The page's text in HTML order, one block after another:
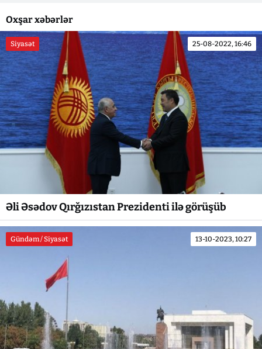
Oxşar xəbərlər
Siyasət 25-08-2022, 16:46
Əli Əsədov Qırğızıstan Prezidenti ilə görüşüb
Gündəm / Siyasət 13-10-2023, 10:27